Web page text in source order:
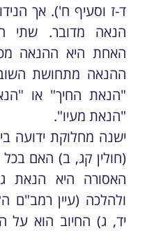
ד-ז וסעיף ח'). אך
הנאה מדובר. שתי
האחת היא ההנאה
ההנאה מתחושת
"הנאת החיך" או
"הנאת מעיו".
ישנה מחלוקת ידועה
(חולין קג, ב) האם
האסורה היא הנאת
ולהלכה (עיין רמב"ם
יד, ג) החיוב הוא על